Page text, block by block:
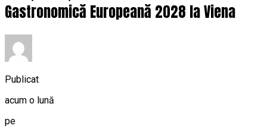
Gastronomică Europeană 2028 la Viena
Publicat
acum o lună
pe